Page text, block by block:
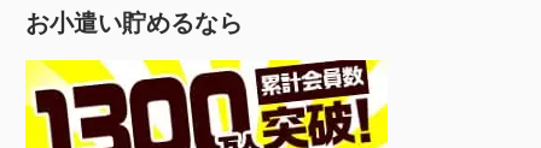
お小遣い貯めるなら